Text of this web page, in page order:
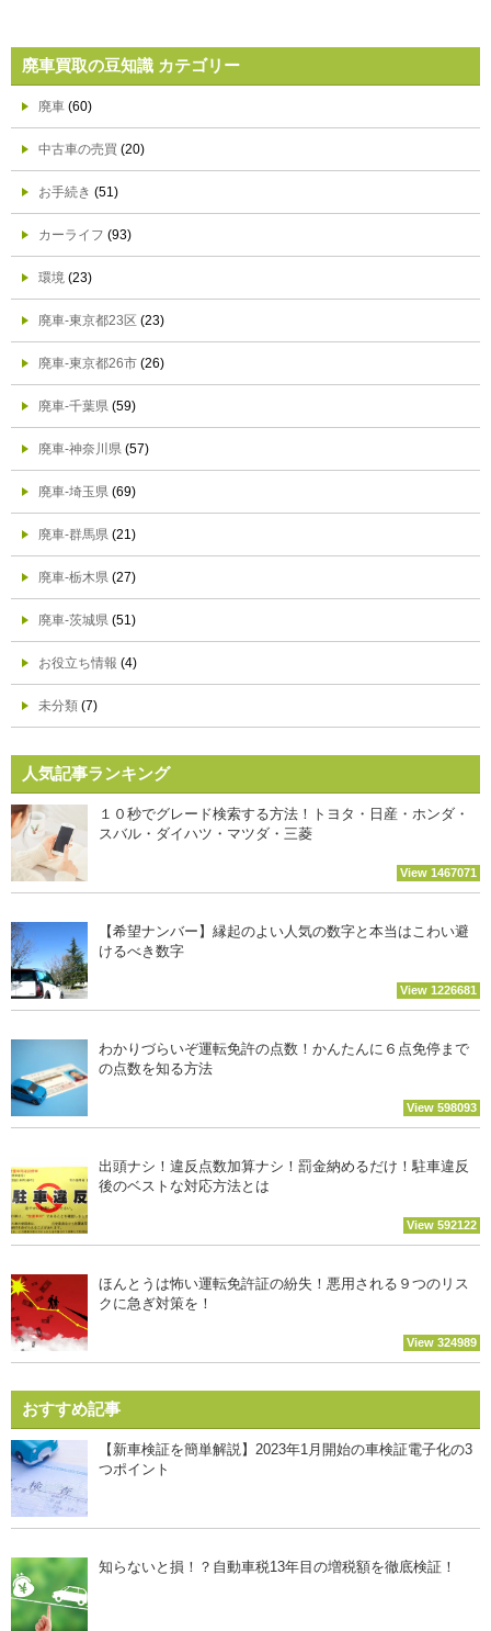
廃車買取の豆知識 カテゴリー
廃車 (60)
中古車の売買 (20)
お手続き (51)
カーライフ (93)
環境 (23)
廃車-東京都23区 (23)
廃車-東京都26市 (26)
廃車-千葉県 (59)
廃車-神奈川県 (57)
廃車-埼玉県 (69)
廃車-群馬県 (21)
廃車-栃木県 (27)
廃車-茨城県 (51)
お役立ち情報 (4)
未分類 (7)
人気記事ランキング
１０秒でグレード検索する方法！トヨタ・日産・ホンダ・
スバル・ダイハツ・マツダ・三菱
View 1467071
【希望ナンバー】縁起のよい人気の数字と本当はこわい避
けるべき数字
View 1226681
わかりづらいぞ運転免許の点数！かんたんに６点免停まで
の点数を知る方法
View 598093
出頭ナシ！違反点数加算ナシ！罰金納めるだけ！駐車違反
後のベストな対応方法とは
View 592122
ほんとうは怖い運転免許証の紛失！悪用される９つのリス
クに急ぎ対策を！
View 324989
おすすめ記事
【新車検証を簡単解説】2023年1月開始の車検証電子化の3
つポイント
知らないと損！？自動車税13年目の増税額を徹底検証！